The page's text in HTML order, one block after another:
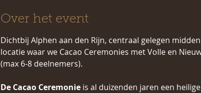
Over het event
Dichtbij Alphen aan den Rijn, centraal gelegen
locatie waar we Cacao Ceremonies met Volle en
(max 6-8 deelnemers).
De Cacao Ceremonie is al duizenden jaren een